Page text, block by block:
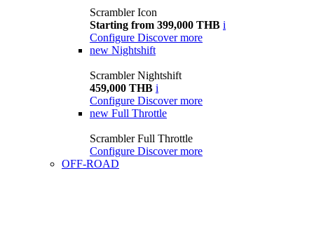
Scrambler Icon
Starting from 399,000 THB i
Configure Discover more
new Nightshift
Scrambler Nightshift
459,000 THB i
Configure Discover more
new Full Throttle
Scrambler Full Throttle
Configure Discover more
OFF-ROAD